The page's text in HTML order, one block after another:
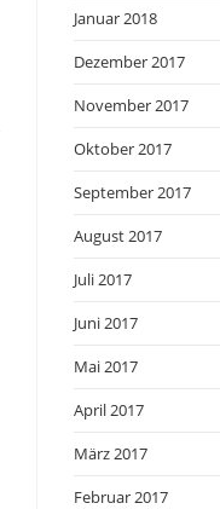
Januar 2018
Dezember 2017
November 2017
Oktober 2017
September 2017
August 2017
Juli 2017
Juni 2017
Mai 2017
April 2017
März 2017
Februar 2017